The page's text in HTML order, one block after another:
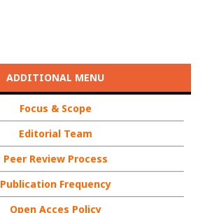
ADDITIONAL MENU
Focus & Scope
Editorial Team
Peer Review Process
Publication Frequency
Open Acces Policy